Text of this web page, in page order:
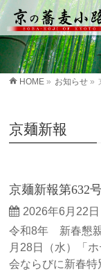
HOME » お知らせ »
京麺新報
京麺新報第632
2026年6月22日
令和8年 新春懇
月28日（水）「
会ならびに新春